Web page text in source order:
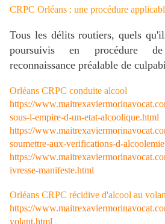
CRPC Orléans : une procédure
Tous les délits routiers, quels
poursuivis en procédure
reconnaissance préalable de
Orléans CRPC conduite alcool
https://
sous-l-empire-d-un-etat-alcoolique.html
https://
soumettre-aux-verifications-d-
https://
ivresse-manifeste.html
Orléans CRPC récidive d'alcool au
https://
volant.html